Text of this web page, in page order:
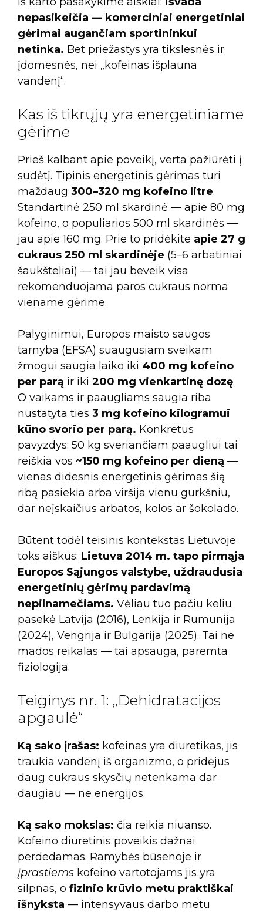
nepasikeičia — komerciniai energetiniai
gėrimai augančiam sportininkui
netinka. Bet priežastys yra tikslesnės ir
įdomesnės, nei „kofeinas išplauna
vandenį“.
Kas iš tikrųjų yra energetiniame
gėrime
Prieš kalbant apie poveikį, verta pažiūrėti į
sudėtį. Tipinis energetinis gėrimas turi
maždaug 300–320 mg kofeino litre.
Standartinė 250 ml skardinė — apie 80 mg
kofeino, o populiarios 500 ml skardinės —
jau apie 160 mg. Prie to pridėkite apie 27 g
cukraus 250 ml skardinėje (5–6 arbatiniai
šaukšteliai) — tai jau beveik visa
rekomenduojama paros cukraus norma
viename gėrime.
Palyginimui, Europos maisto saugos
tarnyba (EFSA) suaugusiam sveikam
žmogui saugia laiko iki 400 mg kofeino
per parą ir iki 200 mg vienkartinę dozę.
O vaikams ir paaugliams saugia riba
nustatyta ties 3 mg kofeino kilogramui
kūno svorio per parą. Konkretus
pavyzdys: 50 kg sveriančiam paaugliui tai
reiškia vos ~150 mg kofeino per dieną —
vienas didesnis energetinis gėrimas šią
ribą pasiekia arba viršija vienu gurkšniu,
dar neįskaičius arbatos, kolos ar šokolado.
Būtent todėl teisinis kontekstas Lietuvoje
toks aiškus: Lietuva 2014 m. tapo pirmąja
Europos Sąjungos valstybe, uždraudusia
energetinių gėrimų pardavimą
nepilnamečiams. Vėliau tuo pačiu keliu
pasekė Latvija (2016), Lenkija ir Rumunija
(2024), Vengrija ir Bulgarija (2025). Tai ne
mados reikalas — tai apsauga, paremta
fiziologija.
Teiginys nr. 1: „Dehidratacijos
apgaulė“
Ką sako įrašas: kofeinas yra diuretikas, jis
traukia vandenį iš organizmo, o pridėjus
daug cukraus skysčių netenkama dar
daugiau — ne energijos.
Ką sako mokslas: čia reikia niuanso.
Kofeino diuretinis poveikis dažnai
perdedamas. Ramybės būsenoje ir
įprastiems kofeino vartotojams jis yra
silpnas, o fizinio krūvio metu praktiškai
išnyksta — intensyvaus darbo metu